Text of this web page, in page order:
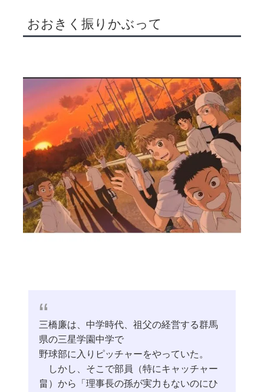
おおきく振りかぶって
三橋廉は、中学時代、祖父の経営する群馬
県の三星学園中学で
野球部に入りピッチャーをやっていた。
しかし、そこで部員（特にキャッチャー
畠）から「理事長の孫が実力もないのにひ